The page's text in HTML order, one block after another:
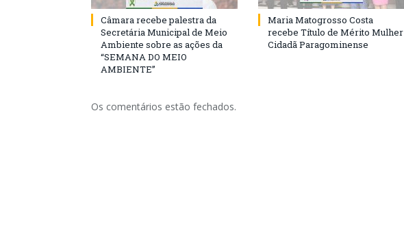
Câmara recebe palestra da
Secretária Municipal de Meio
Ambiente sobre as ações da
“SEMANA DO MEIO
AMBIENTE”
Maria Matogrosso Costa
recebe Título de Mérito Mulher
Cidadã Paragominense
Os comentários estão fechados.